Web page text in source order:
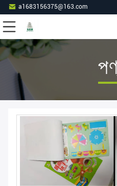
a1683156375@163.com